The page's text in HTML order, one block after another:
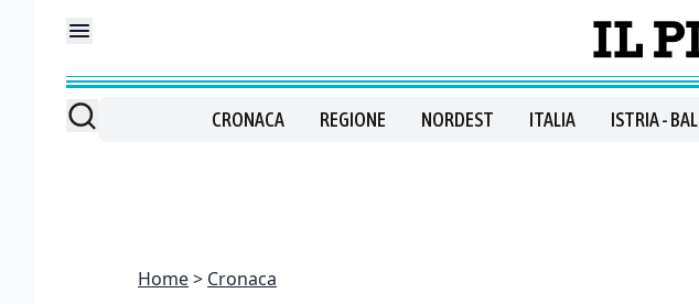
CRONACA REGIONE NORDEST ITALIA ISTRIA -
Home Cronaca